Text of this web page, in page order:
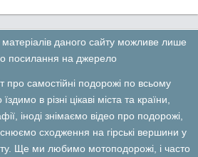
даного сайту можливе лише
посилання на джерело
про самостійні подорожі по всьому
в різні цікаві міста та країни,
іноді знімаємо відео про подорожі,
сходження на гірські вершини у
Ще ми любимо мотоподорожі, і часто